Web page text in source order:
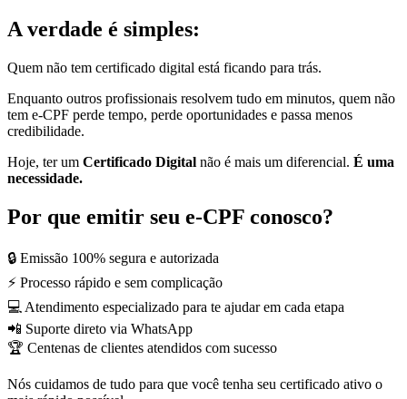
A verdade é simples:
Quem não tem certificado digital está ficando para trás.
Enquanto outros profissionais resolvem tudo em minutos, quem não
tem e-CPF perde tempo, perde oportunidades e passa menos
credibilidade.
Hoje, ter um Certificado Digital não é mais um diferencial. É uma
necessidade.
Por que emitir seu e-CPF conosco?
🔒 Emissão 100% segura e autorizada
⚡ Processo rápido e sem complicação
💻 Atendimento especializado para te ajudar em cada etapa
📲 Suporte direto via WhatsApp
🏆 Centenas de clientes atendidos com sucesso
Nós cuidamos de tudo para que você tenha seu certificado ativo o